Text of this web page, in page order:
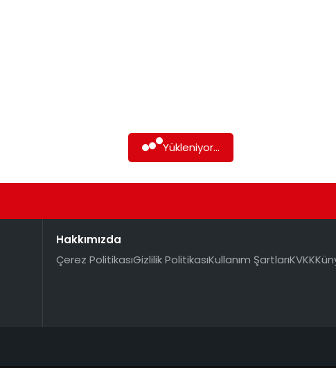
Yükleniyor...
Hakkımızda
Çerez PolitikasıGizlilik PolitikasıKullanım ŞartlarıKVKK